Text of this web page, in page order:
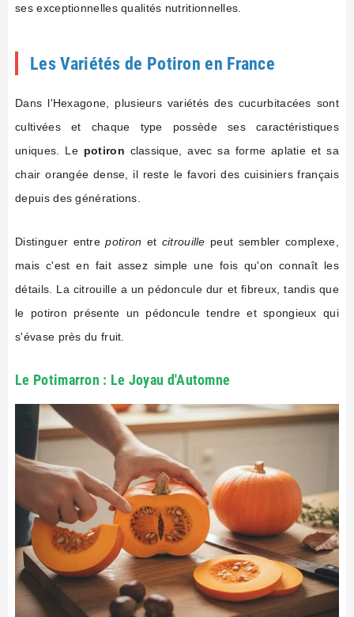
ses exceptionnelles qualités nutritionnelles.
Les Variétés de Potiron en France
Dans l'Hexagone, plusieurs variétés des cucurbitacées sont
cultivées et chaque type possède ses caractéristiques
uniques. Le potiron classique, avec sa forme aplatie et sa
chair orangée dense, il reste le favori des cuisiniers français
depuis des générations.
Distinguer entrepotiron et citrouille peut sembler complexe,
mais c'est en fait assez simple une fois qu'on connaît les
détails. La citrouille a un pédoncule dur et fibreux, tandis que
le potiron présente un pédoncule tendre et spongieux qui
s'évase près du fruit.
Le Potimarron : Le Joyau d'Automne